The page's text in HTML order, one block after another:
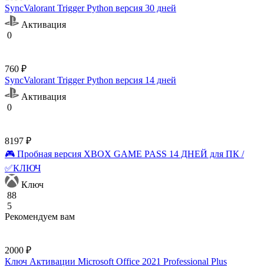
SyncValorant Trigger Python версия 30 дней
Активация
0
760 ₽
SyncValorant Trigger Python версия 14 дней
Активация
0
8197 ₽
🎮 Пробная версия XBOX GAME PASS 14 ДНЕЙ для ПК /
✅КЛЮЧ
Ключ
88
5
Рекомендуем вам
2000 ₽
Ключ Активации Microsoft Office 2021 Professional Plus